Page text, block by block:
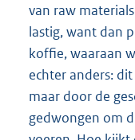
van raw
lastig, want dan
koffie, waaraan
echter anders:
maar door de
gedwongen om